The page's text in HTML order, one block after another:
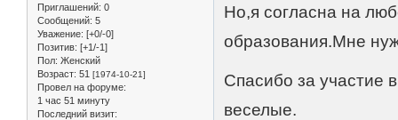
Приглашений: 0
Сообщений: 5
Уважение: [+0/-0]
Позитив: [+1/-1]
Пол: Женский
Возраст: 51 [1974-10-21]
Провел на форуме:
1 час 51 минуту
Последний визит:
Но,я согласна на
образования.Мне
Спасибо за участие
веселые.